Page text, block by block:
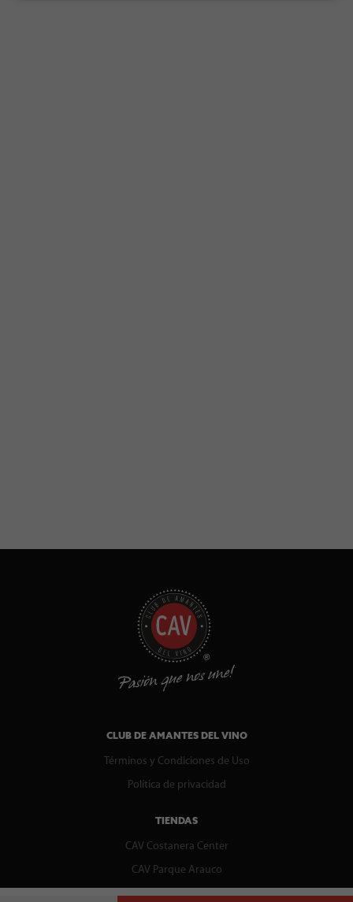
CLUB DE AMANTES DEL VINO
Términos y Condiciones de Uso
Política de privacidad
TIENDAS
CAV Costanera Center
CAV Parque Arauco